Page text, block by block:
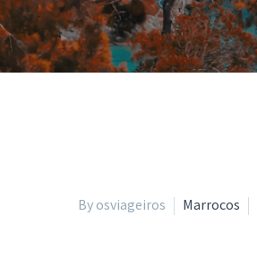
By osviageiros Marrocos